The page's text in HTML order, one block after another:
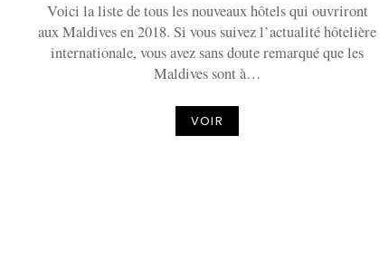
Voici la liste de tous les nouveaux hôtels qui ouvriront
aux Maldives en 2018. Si vous suivez l’actualité hôtelière
internationale, vous avez sans doute remarqué que les
Maldives sont à…
VOIR